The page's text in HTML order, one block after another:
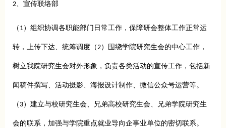
2、宣传联络部
（1）组织协调各职能部门日常工作，保障研会整体工作正常运
转，上传下达、统筹调度（2）围绕学院研究生会的中心工作，
树立我院研究生会对外形象，负责各类活动的宣传工作，包括新
闻稿件撰写、活动摄影、海报设计制作、微信公众号运营等。
（3）建立与校研究生会、兄弟高校研究生会、兄弟学院研究生
会的联系，加强与学院重点就业导向企事业单位的密切联系。